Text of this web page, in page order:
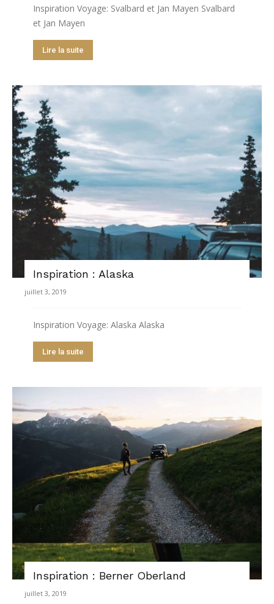
Inspiration Voyage: Svalbard et Jan Mayen Svalbard
et Jan Mayen
Lire la suite
Inspiration : Alaska
juillet 3, 2019
Inspiration Voyage: Alaska Alaska
Lire la suite
Inspiration : Berner Oberland
juillet 3, 2019